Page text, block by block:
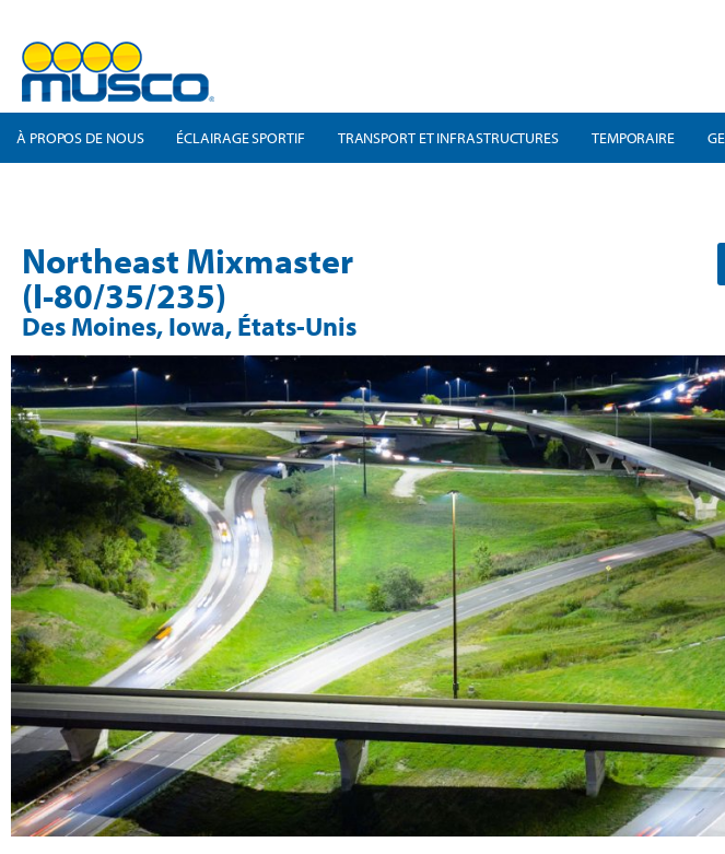
À PROPOS DE NOUS ÉCLAIRAGE SPORTIF TRANSPORT ET INFRASTRUCTURES TEMPORAIRE
Northeast Mixmaster
(I-80/35/235)
Des Moines, Iowa, États-Unis